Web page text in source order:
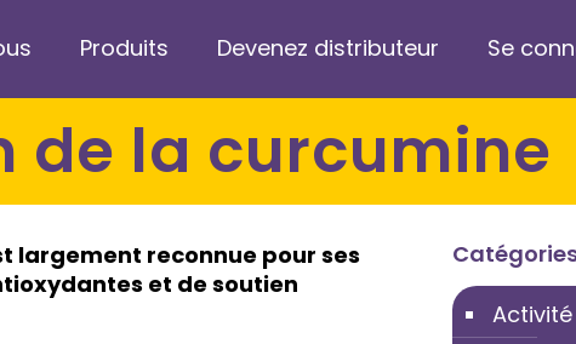
Produits Devenez distributeur Se
de la curcumine
largement reconnue pour ses
et de soutien